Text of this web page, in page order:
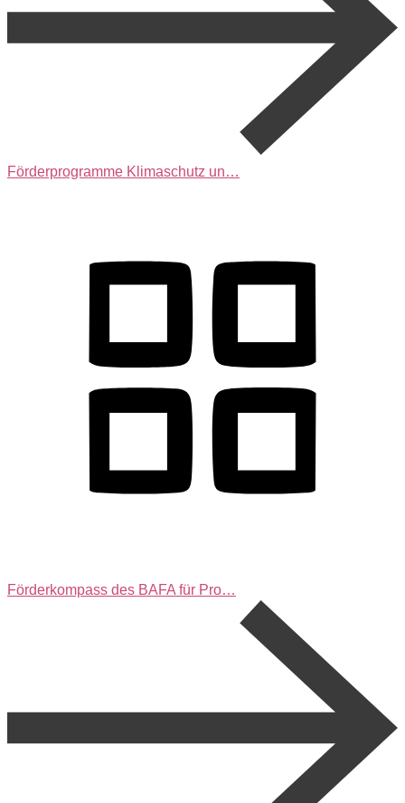
Förderprogramme Klimaschutz un…
Förderkompass des BAFA für Pro…